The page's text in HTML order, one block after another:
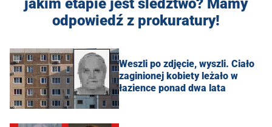
jakim etapie jest śledztwo? Mamy
odpowiedź z prokuratury!
Weszli po zdjęcie, wyszli. Ciało
zaginionej kobiety leżało w
łazience ponad dwa lata